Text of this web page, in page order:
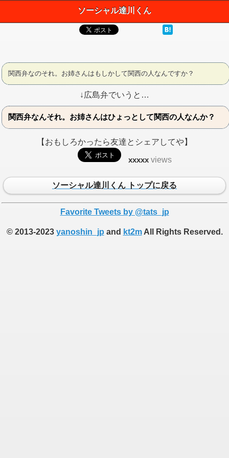
ソーシャル達川くん
関西弁なのそれ。お姉さんはもしかして関西の人なんですか？
↓広島弁でいうと…
関西弁なんそれ。お姉さんはひょっとして関西の人なんか？
【おもしろかったら友達とシェアしてや】
xxxxx views
ソーシャル達川くん トップに戻る
Favorite Tweets by @tats_jp
© 2013-2023 yanoshin_jp and kt2mAll Rights Reserved.